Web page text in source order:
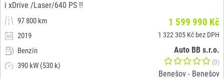
i xDrive /Laser/640 PS !!
97 800 km
2019
Benzín
390 kW (530 k)
1 599 990 Kč
1 322 305 Kč bez DPH
Auto BB s.r.o.
(0)
Benešov - Benešov